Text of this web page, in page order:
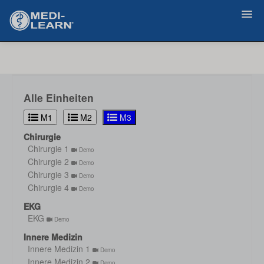
Alle Einheiten
M1 M2
M3
Chirurgie
Chirurgie 1
Demo
Chirurgie 2 Demo
Chirurgie 3 Demo
Chirurgie 4 Demo
EKG
EKG
Demo
Innere Medizin
Innere Medizin 1
Demo
Innere Medizin 2